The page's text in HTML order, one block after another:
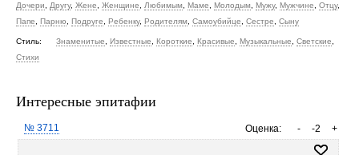
Дочери
Другу, Жене Женщине Любимым Маме Молодым Мужу, Мужчине Отцу,
Папе
Парню Подруге Ребенку, Родителям Самоубийце Сестре Сыну
Стиль: Знаменитые Известные Короткие Красивые Музыкальные Светские
Стихи
Интересные эпитафии
Оценка: +
-2
-
№ 3711